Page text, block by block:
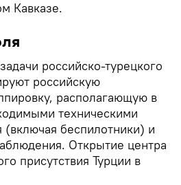
Кавказе.
российско-турецкого
российскую
располагающую в
техническими
(включая беспилотники) и
Открытие центра
присутствия Турции в